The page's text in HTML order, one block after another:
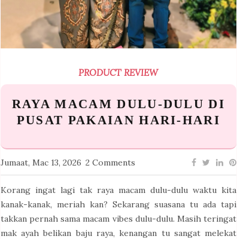
PRODUCT REVIEW
RAYA MACAM DULU-DULU DI
PUSAT PAKAIAN HARI-HARI
Jumaat, Mac 13, 2026 2 Comments
Korang ingat lagi tak raya macam dulu-dulu waktu kita
kanak-kanak, meriah kan? Sekarang suasana tu ada tapi
takkan pernah sama macam vibes dulu-dulu. Masih teringat
mak ayah belikan baju raya, kenangan tu sangat melekat